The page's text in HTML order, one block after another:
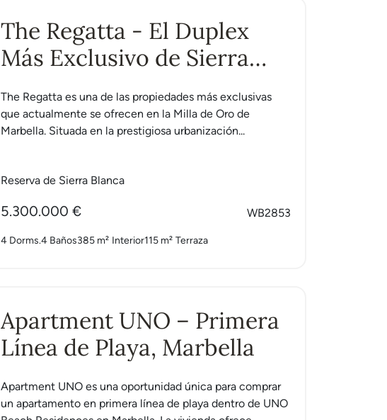
The Regatta - El Duplex
Más Exclusivo de Sierra
Blanca
The Regatta es una de las propiedades más exclusivas
que actualmente se ofrecen en la Milla de Oro de
Marbella. Situada en la prestigiosa urbanización...
Reserva de Sierra Blanca
5.300.000 € WB2853
4 Dorms.4 Baños385 m² Interior115 m² Terraza
Apartment UNO – Primera
Línea de Playa, Marbella
Apartment UNO es una oportunidad única para comprar
un apartamento en primera línea de playa dentro de UNO